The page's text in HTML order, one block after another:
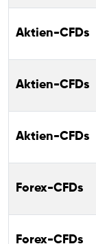
Aktien-CFDs
Aktien-CFDs
Aktien-CFDs
Forex-CFDs
Forex-CFDs